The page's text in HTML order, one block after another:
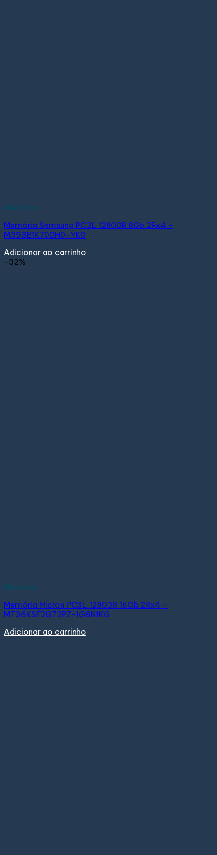
Memória
Memória Samsung PC3L 12800R 8Gb 2Rx4 –
M393B1K70DH0-YK0
Adicionar ao carrinho
-32%
Memória
Memória Micron PC3L 12800R 16Gb 2Rx4 –
MT36KSF2G72PZ-1G6N1KG
Adicionar ao carrinho